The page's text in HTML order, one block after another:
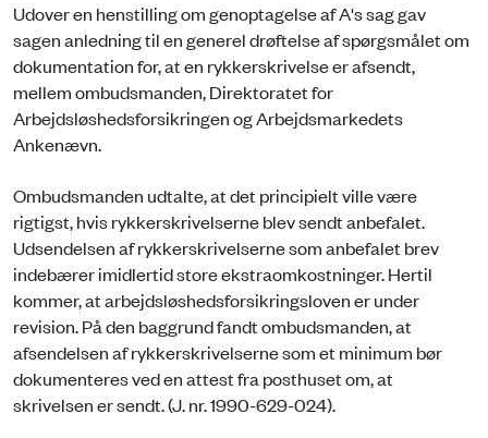
Udover en henstilling om genoptagelse af A's sag gav
sagen anledning til en generel drøftelse af spørgsmålet om
dokumentation for, at en rykkerskrivelse er afsendt,
mellem ombudsmanden, Direktoratet for
Arbejdsløshedsforsikringen og Arbejdsmarkedets
Ankenævn.
Ombudsmanden udtalte, at det principielt ville være
rigtigst, hvis rykkerskrivelserne blev sendt anbefalet.
Udsendelsen af rykkerskrivelserne som anbefalet brev
indebærer imidlertid store ekstraomkostninger. Hertil
kommer, at arbejdsløshedsforsikringsloven er under
revision. På den baggrund fandt ombudsmanden, at
afsendelsen af rykkerskrivelserne som et minimum bør
dokumenteres ved en attest fra posthuset om, at
skrivelsen er sendt. (J. nr. 1990-629-024).